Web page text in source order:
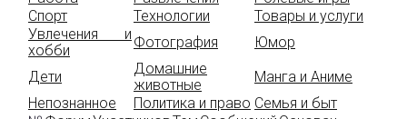
Спорт
Технологии
Товары и услуги
Увлечения и
хобби
Фотография
Юмор
Дети
Домашние
животные
Манга и Аниме
Непознанное
Политика и право Семья и быт